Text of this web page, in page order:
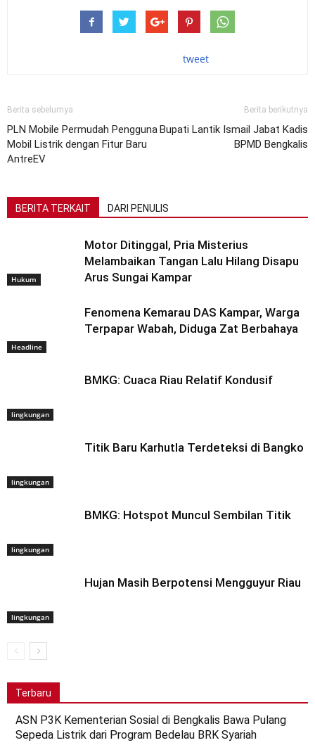
tweet
Berita sebelumya
PLN Mobile Permudah Pengguna
Mobil Listrik dengan Fitur Baru
AntreEV
Berita berikutnya
Bupati Lantik Ismail Jabat Kadis
BPMD Bengkalis
BERITA TERKAIT DARI PENULIS
Hukum
Motor Ditinggal, Pria Misterius
Melambaikan Tangan Lalu Hilang Disapu
Arus Sungai Kampar
Headline
Fenomena Kemarau DAS Kampar, Warga
Terpapar Wabah, Diduga Zat Berbahaya
lingkungan
BMKG: Cuaca Riau Relatif Kondusif
lingkungan
Titik Baru Karhutla Terdeteksi di Bangko
lingkungan
BMKG: Hotspot Muncul Sembilan Titik
lingkungan
Hujan Masih Berpotensi Mengguyur Riau
Terbaru
ASN P3K Kementerian Sosial di Bengkalis Bawa Pulang
Sepeda Listrik dari Program Bedelau BRK Syariah